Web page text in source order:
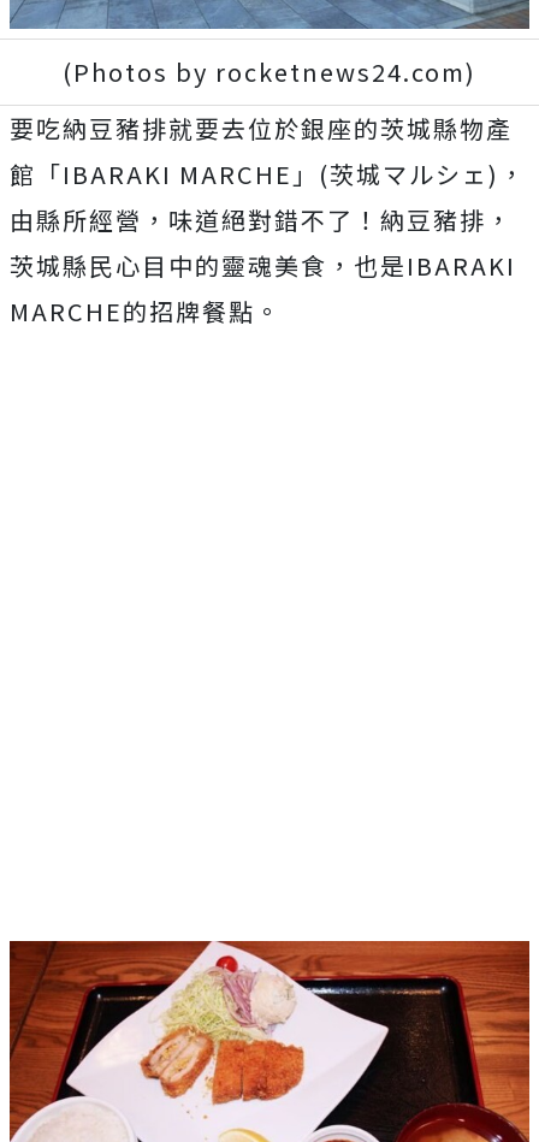
(Photos by rocketnews24.com)
要吃納豆豬排就要去位於銀座的茨城縣物產
館「IBARAKI MARCHE」(茨城マルシェ)，
由縣所經營，味道絕對錯不了！納豆豬排，
茨城縣民心目中的靈魂美食，也是IBARAKI
MARCHE的招牌餐點。